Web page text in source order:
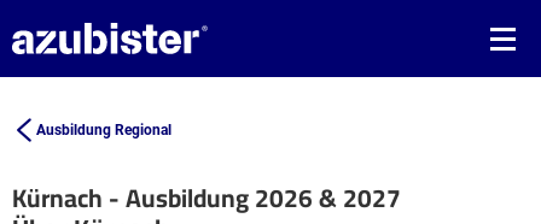
Ausbildung Regional
Kürnach - Ausbildung 2026 & 2027
Leaflet| ©OpenStreetMap2